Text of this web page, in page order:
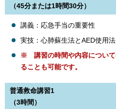
（45分または1時間30分）
講義：応急手当の重要性
実技：心肺蘇生法とAED使用法
※ 講習の時間や内容について
ることも可能です。
普通救命講習1
（3時間）